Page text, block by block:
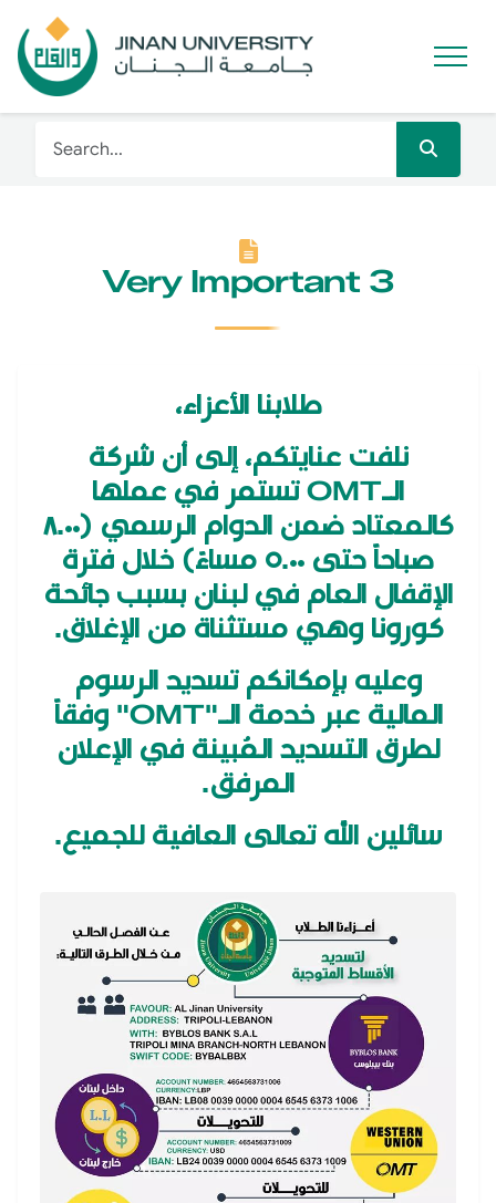
Very Important 3
طلابنا الأعزاء،
نلفت عنايتكم، إلى أن شركة
الـOMT تستمر في عملها
كالمعتاد ضمن الدوام الرسمي (٨.٠٠
صباحاً حتى ٥.٠٠ مساءً) خلال فترة
الإقفال العام في لبنان بسبب جائحة
كورونا وهي مستثناة من الإغلاق.
وعليه بإمكانكم تسديد الرسوم
المالية عبر خدمة الـ"OMT" وفقاً
لطرق التسديد المُبينة في الإعلان
المرفق.
سائلين الله تعالى العافية للجميع.